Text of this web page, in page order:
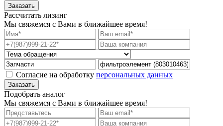
Рассчитать лизинг
Мы свяжемся с Вами в ближайшее время!
Согласие на обработку персональных данных
Подобрать аналог
Мы свяжемся с Вами в ближайшее время!